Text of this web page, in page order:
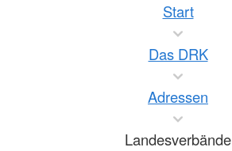
Start
Das DRK
Adressen
Landesverbände